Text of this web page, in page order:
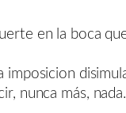
en la boca
imposicion
nunca más, nada.